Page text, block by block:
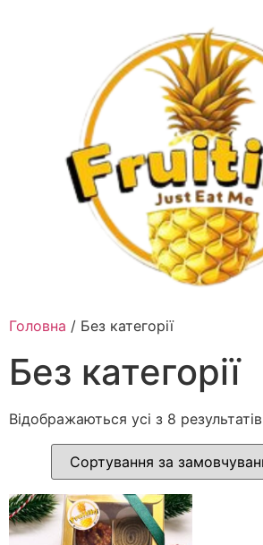
Головна / Без категорії
Без категорії
Відображаються усі з 8 результатів